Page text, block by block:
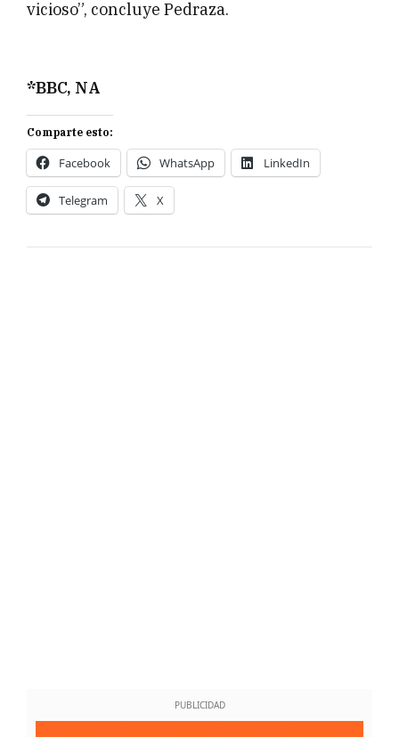
vicioso”, concluye Pedraza.
*BBC, NA
Comparte esto:
Facebook WhatsApp LinkedIn
Telegram X